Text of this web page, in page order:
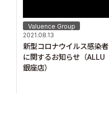
Valuence Group
2021.08.13
新型コロナウイルス感染者
に関するお知らせ（ALLU
銀座店）